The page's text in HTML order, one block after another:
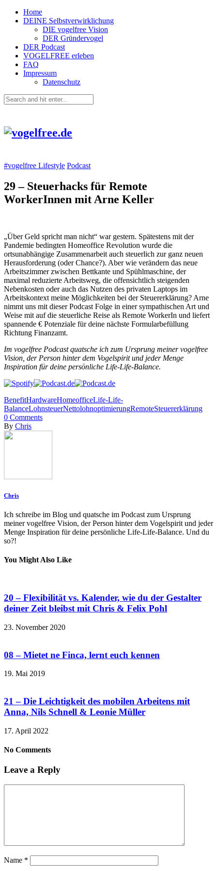
Home
DEINE Selbstverwirklichung
DIE vogelfree Vision
DER Gründervogel
DER Podcast
VOGELFREE erleben
FAQ
Impressum
Datenschutz
#vogelfree Lifestyle Podcast
29 – Steuerhacks für Remote
WorkerInnen mit Arne Keller
„Über Geld spricht man nicht“ war gestern. Spätestens mit der
Pandemie bedingten Homeoffice Revolution wurde die
ortsunabhängige Zusammenarbeit auch steuerlich zur ganz neuen
Herausforderung (oder Chance?). Aber wie verändern das neue
Arbeitszimmer zwischen Bettkante und Spühlmaschine, der
maximal reduzierte Arbeitsweg, die offensichtlich steigenden
Nebenkosten oder auch das Nutzen des privaten Laptops im
Arbeitskontext meine Möglichkeiten bei der Steuererklärung? Arne
nimmt uns mit dieser Podcast Folge in einer sympathischen Art und
Weise mit auf die steuerliche Reise als Remote WorkerIn und liefert
spannende € Potenziale für deine nächste Formularbefüllung
Richtung Finanzamt.
Im vogelfree Podcast quatsche ich zum Ursprung meiner vogelfree
Vision, der Person hinter dem Vogelspirit und jeder Menge
Inspiration für deine persönliche Life-Life-Balance.
BenefitHardwareHomeofficeLife-Life-
BalanceLohnsteuerNettolohnoptimierungRemoteSteuererklärung
0 Comments
By Chris
Chris
Ich schreibe im Blog und quatsche im Podcast zum Ursprung
meiner vogelfree Vision, der Person hinter dem Vogelspirit und jeder
Menge Inspiration für deine persönliche Life-Life-Balance. Und du
so?!
You Might Also Like
20 – Flexibilität vs. Kalender, wie du der Gestalter
deiner Zeit bleibst mit Chris & Felix Pohl
23. November 2020
08 – Mietet ne Finca, lernt euch kennen
19. Mai 2019
21 – Die Leichtigkeit des mobilen Arbeitens mit
Anna, Nils Schnell & Leonie Müller
17. April 2022
No Comments
Leave a Reply
Name *